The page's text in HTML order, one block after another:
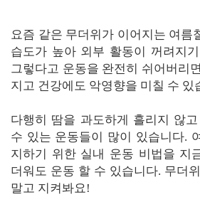
요즘 같은 무더위가 이어지는 여름
습도가 높아 외부 활동이 꺼려지
그렇다고 운동을 완전히 쉬어버리
지고 건강에도 악영향을 미칠 수 있
다행히 땀을 과도하게 흘리지 않
수 있는 운동들이 많이 있습니다.
지하기 위한 실내 운동 비법을 지
더워도 운동 할 수 있습니다. 무더
말고 지켜봐요!